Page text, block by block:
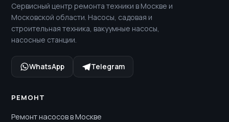
Сервисный центр ремонта техники в Москве и
Московской области. Насосы, садовая и
строительная техника, вакуумные насосы,
насосные станции.
WhatsApp Telegram
РЕМОНТ
Ремонт насосов в Москве